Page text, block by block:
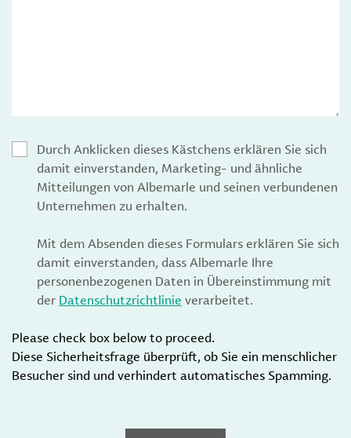
Durch Anklicken dieses Kästchens erklären Sie sich
damit einverstanden, Marketing- und ähnliche
Mitteilungen von Albemarle und seinen verbundenen
Unternehmen zu erhalten.
Mit dem Absenden dieses Formulars erklären Sie sich
damit einverstanden, dass Albemarle Ihre
personenbezogenen Daten in Übereinstimmung mit
der Datenschutzrichtlinie verarbeitet.
Please check box below to proceed.
Diese Sicherheitsfrage überprüft, ob Sie ein menschlicher
Besucher sind und verhindert automatisches Spamming.